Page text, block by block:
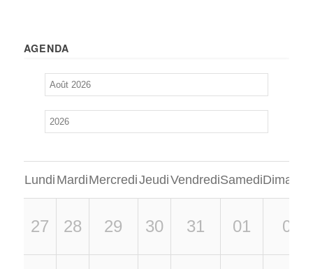
AGENDA
Lundi MardiMercrediJeudiVendrediSamedi
27 28 29 30 31 01 02